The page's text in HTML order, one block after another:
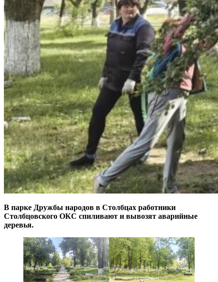
В парке Дружбы народов в Столбцах работники
Столбцовского ОКС спиливают и вывозят аварийные
деревья.